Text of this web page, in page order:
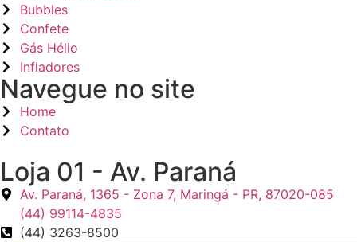
Bubbles
Confete
Gás Hélio
Infladores
Navegue no site
Home
Contato
Loja 01 - Av. Paraná
Av. Paraná, 1365 - Zona 7, Maringá - PR, 87020-085
(44) 99114-4835
(44) 3263-8500